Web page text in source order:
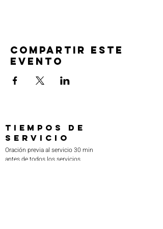
Compartir este
evento
TIEMPOS DE
SERVICIO
Oración previa al servicio 30 min
antes de todos los servicios